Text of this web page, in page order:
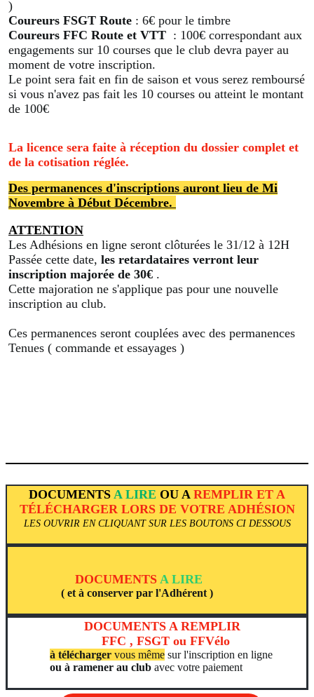
)
Coureurs FSGT Route : 6€ pour le timbre
Coureurs FFC Route et VTT : 100€ correspondant aux
engagements sur 10 courses que le club devra payer au
moment de votre inscription.
Le point sera fait en fin de saison et vous serez remboursé
si vous n'avez pas fait les 10 courses ou atteint le montant
de 100€
La licence sera faite à réception du dossier complet et
de la cotisation réglée.
Des permanences d'inscriptions auront lieu de Mi
Novembre à Début Décembre.
ATTENTION
Les Adhésions en ligne seront clôturées le 31/12 à 12H
Passée cette date, les retardataires verront leur
inscription majorée de 30€ .
Cette majoration ne s'applique pas pour une nouvelle
inscription au club.
Ces permanences seront couplées avec des permanences
Tenues ( commande et essayages )
DOCUMENTS A LIRE OU A REMPLIR ET A
TÉLÉCHARGER LORS DE VOTRE ADHÉSION
LES OUVRIR EN CLIQUANT SUR LES BOUTONS CI DESSOUS
DOCUMENTS A LIRE
( et à conserver par l'Adhérent )
DOCUMENTS A REMPLIR
FFC , FSGT ou FFVélo
à télécharger vous même sur l'inscription en ligne
ou à ramener au club avec votre paiement